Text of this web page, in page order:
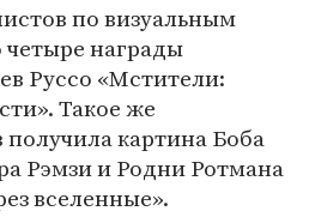
по визуальным
награды
Руссо «Мстители:
Такое же
получила картина Боба
Рэмзи и Родни Ротмана
вселенные».